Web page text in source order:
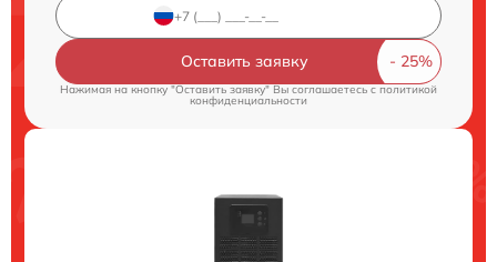
Оставить заявку
Нажимая на кнопку "Оставить заявку" Вы соглашаетесь c политикой
конфиденциальности